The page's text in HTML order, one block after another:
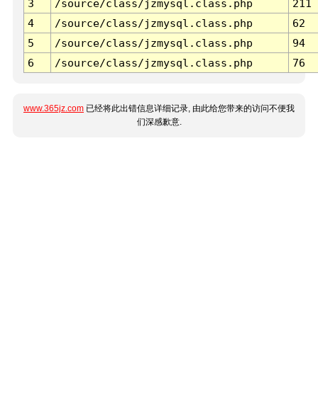
3 /source/class/jzmysql.class.php
211
4
/source/class/jzmysql.class.php
62
5
/source/class/jzmysql.class.php
94
6
/source/class/jzmysql.class.php 76
www.365jz.com 已经将此出错信息详细记录, 由此给您带来的访问不便我
们深感歉意.